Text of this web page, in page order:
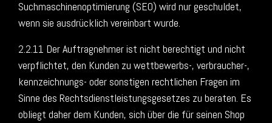
Suchmaschinenoptimierung (SEO) wird nur geschuldet,
wenn sie ausdrücklich vereinbart wurde.
2.2.11 Der Auftragnehmer ist nicht berechtigt und nicht
verpflichtet, den Kunden zu wettbewerbs-, verbraucher-,
kennzeichnungs- oder sonstigen rechtlichen Fragen im
Sinne des Rechtsdienstleistungsgesetzes zu beraten. Es
obliegt daher dem Kunden, sich über die für seinen Shop